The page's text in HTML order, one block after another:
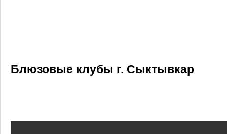
Блюзовые клубы г. Сыктывкар